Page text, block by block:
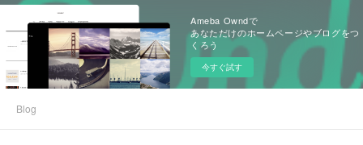
Ameba Owndで
あなただけのホームページやブログをつ
くろう
今すぐ試す
Blog